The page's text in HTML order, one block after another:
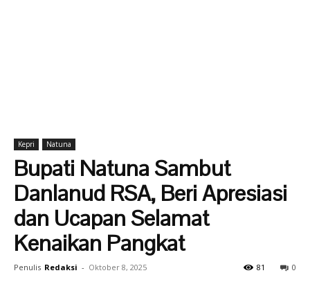
Kepri Natuna
Bupati Natuna Sambut
Danlanud RSA, Beri Apresiasi
dan Ucapan Selamat
Kenaikan Pangkat
Penulis Redaksi - Oktober 8, 2025 0
81